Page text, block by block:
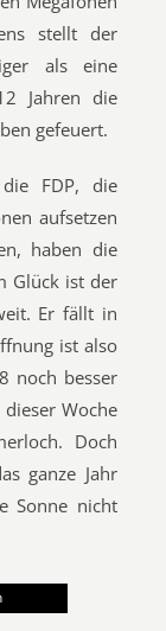
stellt der
als eine
Jahren die
gefeuert.
FDP, die
aufsetzen
haben die
Glück ist der
Er fällt in
ist also
noch besser
Woche
Doch
ganze Jahr
Sonne nicht